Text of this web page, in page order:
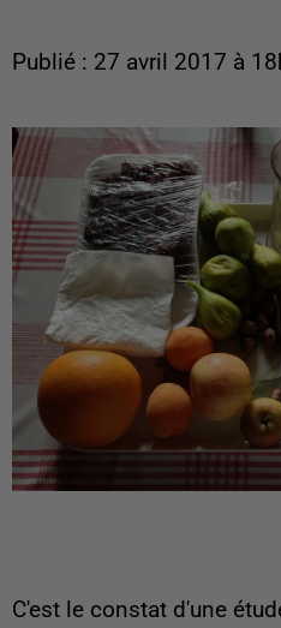
Publié : 27 avril 2017 à
C'est le constat d'une